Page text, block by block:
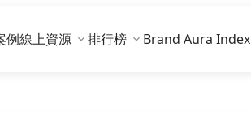
例線上資源 排行榜 Brand Aura Index